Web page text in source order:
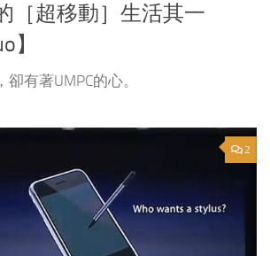
［超移動］生活其一
】
有著UMPC的心。
2